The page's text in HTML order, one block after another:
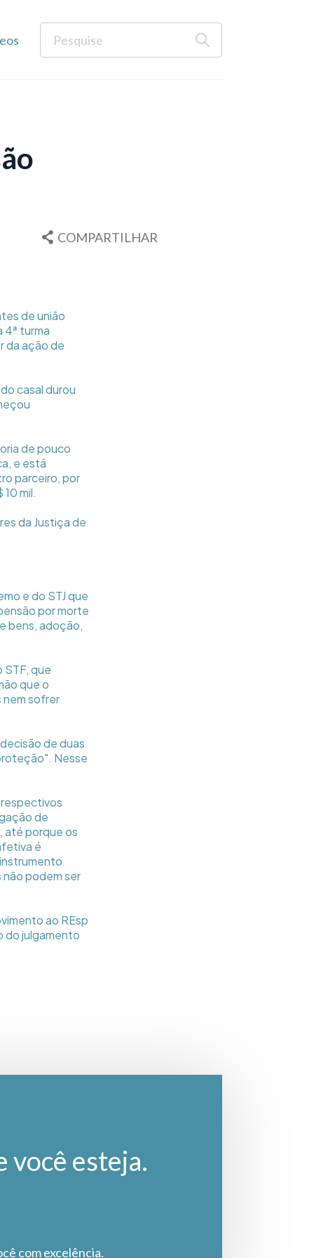
COMPARTILHAR
de união
4ª turma
da ação de
casal durou
de pouco
e está
parceiro, por
mil.
da Justiça de
e do STJ que
por morte
bens, adoção,
que
que o
nem sofrer
de duas
Nesse
de
até porque os
é
podem ser
ao REsp
do julgamento
você esteja.
com excelência.